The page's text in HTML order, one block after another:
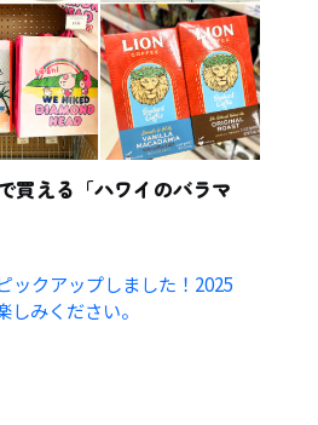
買える「ハワイのバラマ
ックアップしました！2025
みください。